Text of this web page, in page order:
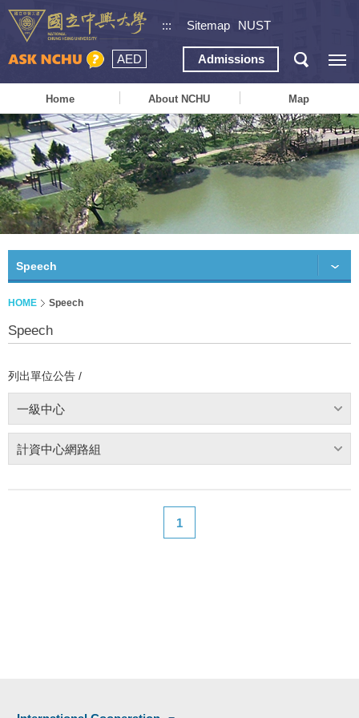
::: Sitemap NUST
AED Admissions
Home About NCHU Map
Speech
HOME Speech
Speech
列出單位公告 /
一級中心
計資中心網路組
1